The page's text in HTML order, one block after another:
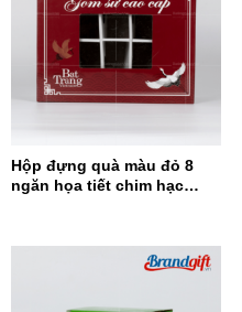
Hộp đựng quà màu đỏ 8
ngăn họa tiết chim hạc